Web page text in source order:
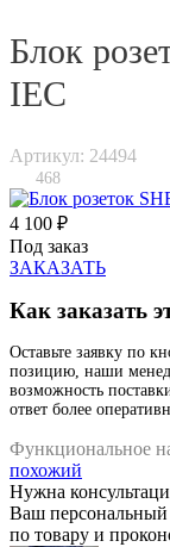
Блок
IEC
Артикул: 24494
468
4 100 ₽
Под заказ
ЗАКАЗАТЬ
Как заказать
Оставьте заявку по
позицию, наши
возможность
ответ более
Функциональное
похожий
Нужна
Ваш персональный
по товару и